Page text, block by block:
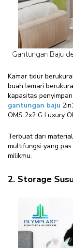
Gantungan Baju
Kamar tidur
buah lemari
kapasitas
gantungan baju
OMS 2x2 G Luxury
Terbuat dari
multifungsi yang
milikmu.
2. Storage